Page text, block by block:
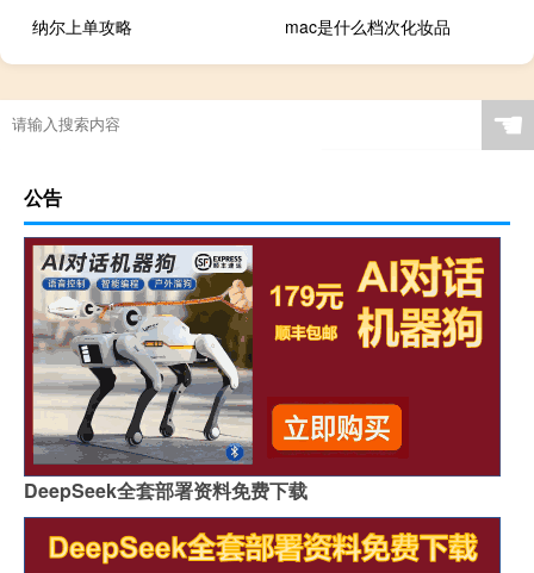
纳尔上单攻略
mac是什么档次化妆品
☚
公告
DeepSeek全套部署资料免费下载